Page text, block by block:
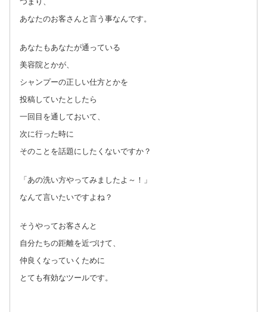
あなたのお客さんと言う事なんです。
あなたもあなたが通っている
美容院とかが、
シャンプーの正しい仕方とかを
投稿していたとしたら
一回目を通しておいて、
次に行った時に
そのことを話題にしたくないですか？
「あの洗い方やってみましたよ～！」
なんて言いたいですよね？
そうやってお客さんと
自分たちの距離を近づけて、
仲良くなっていくために
とても有効なツールです。